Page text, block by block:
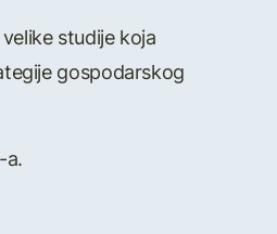
studije koja
gospodarskog
a.